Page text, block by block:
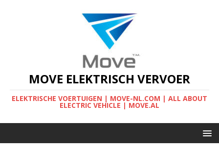
MOVE ELEKTRISCH VERVOER
ELEKTRISCHE VOERTUIGEN | MOVE-NL.COM | ALL ABOUT
ELECTRIC VEHICLE | MOVE.AL